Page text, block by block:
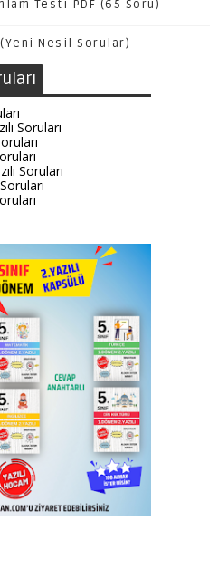
Testi PDF (65 Soru)
Nesil Sorular)
Soruları
Soruları